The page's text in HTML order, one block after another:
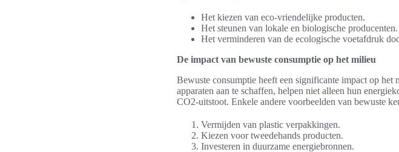
Het kiezen van eco-vriendelijke producten.
Het steunen van lokale en biologische producenten.
Het verminderen van de ecologische voetafdruk
De impact van bewuste consumptie op het milieu
Bewuste consumptie heeft een significante impact op
apparaten aan te schaffen, helpen niet alleen hun
CO2-uitstoot. Enkele andere voorbeelden van bewuste
Vermijden van plastic verpakkingen.
Kiezen voor tweedehands producten.
Investeren in duurzame energiebronnen.